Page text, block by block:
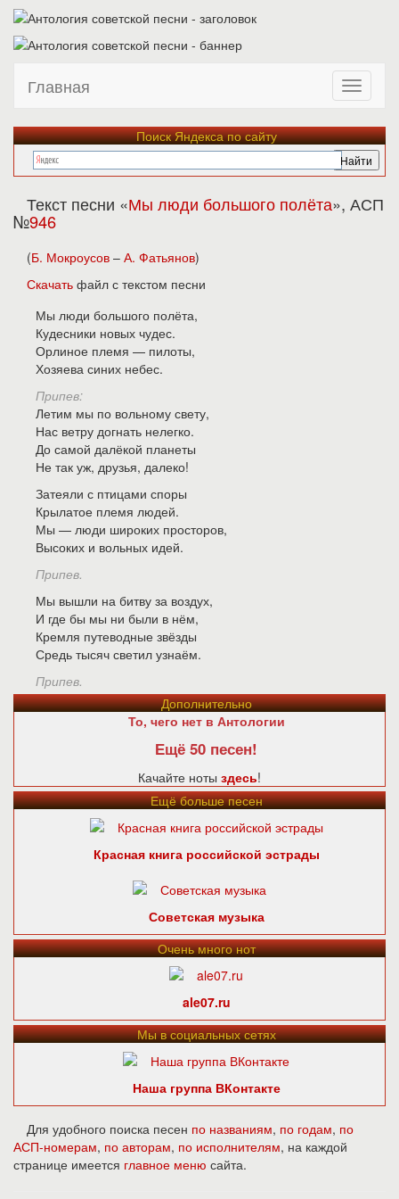
Главная
Поиск Яндекса по сайту
Текст песни «Мы люди большого полёта», АСП
№946
(Б. Мокроусов – А. Фатьянов)
Скачать файл с текстом песни
Мы люди большого полёта,
Кудесники новых чудес.
Орлиное племя — пилоты,
Хозяева синих небес.
Припев:
Летим мы по вольному свету,
Нас ветру догнать нелегко.
До самой далёкой планеты
Не так уж, друзья, далеко!
Затеяли с птицами споры
Крылатое племя людей.
Мы — люди широких просторов,
Высоких и вольных идей.
Припев.
Мы вышли на битву за воздух,
И где бы мы ни были в нём,
Кремля путеводные звёзды
Средь тысяч светил узнаём.
Припев.
Дополнительно
То, чего нет в Антологии
Ещё 50 песен!
Качайте ноты здесь!
Ещё больше песен
Красная книга российской эстрады
Советская музыка
Очень много нот
ale07.ru
Мы в социальных сетях
Наша группа ВКонтакте
Для удобного поиска песен по названиям, по годам, по
АСП-номерам, по авторам, по исполнителям, на каждой
странице имеется главное меню сайта.